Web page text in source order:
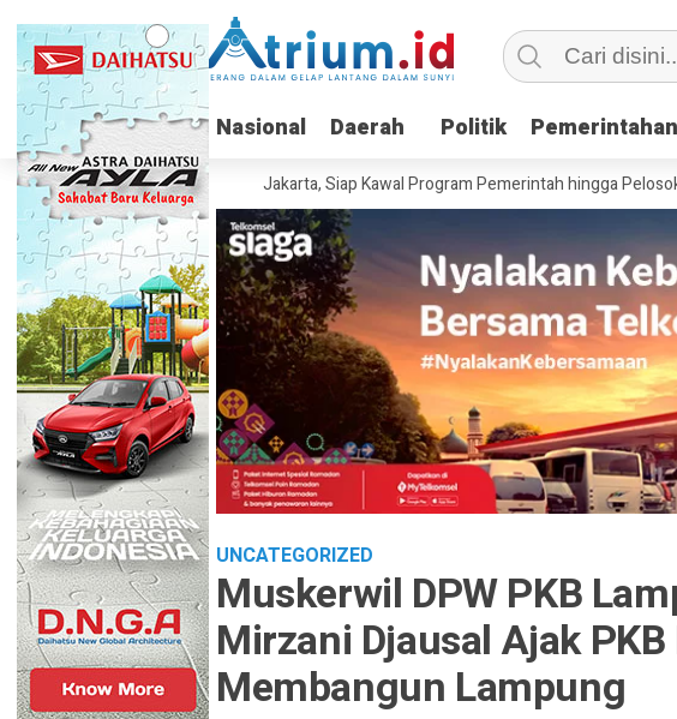
Nasional Daerah Politik Pemerintahan
Nasional Daerah Politik Pemerintahan
Resmi Berdiri di Jakarta, Siap Kawal Program Pemerintah hingga Pelosok Nusantara
UNCATEGORIZED
Muskerwil DPW PKB
Mirzani Djausal Ajak
Membangun Lampung